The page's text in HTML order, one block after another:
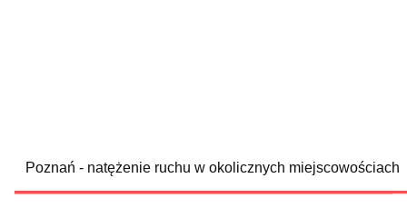
Poznań - natężenie ruchu w okolicznych miejscowościach